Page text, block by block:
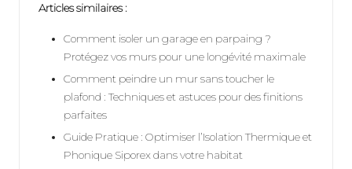
Articles similaires :
Comment isoler un garage en parpaing ?
Protégez vos murs pour une longévité maximale
Comment peindre un mur sans toucher le
plafond : Techniques et astuces pour des finitions
parfaites
Guide Pratique : Optimiser l’Isolation Thermique et
Phonique Siporex dans votre habitat